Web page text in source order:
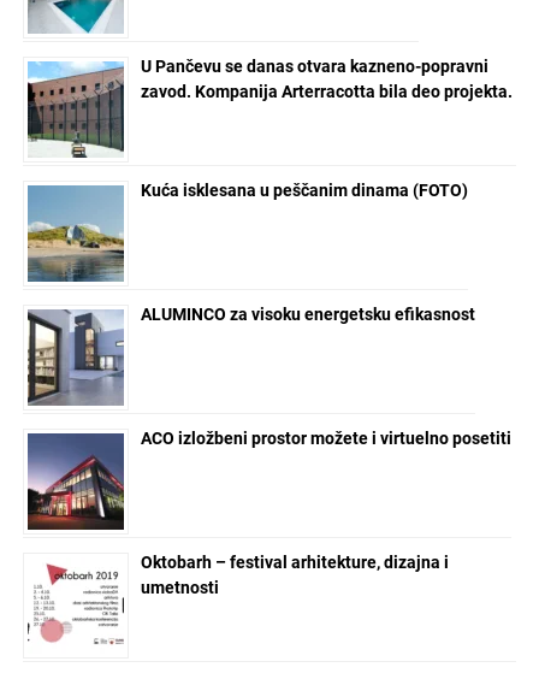
U Pančevu se danas otvara kazneno-popravni
zavod. Kompanija Arterracotta bila deo projekta.
Kuća isklesana u peščanim dinama (FOTO)
ALUMINCO za visoku energetsku efikasnost
ACO izložbeni prostor možete i virtuelno posetiti
Oktobarh – festival arhitekture, dizajna i
umetnosti